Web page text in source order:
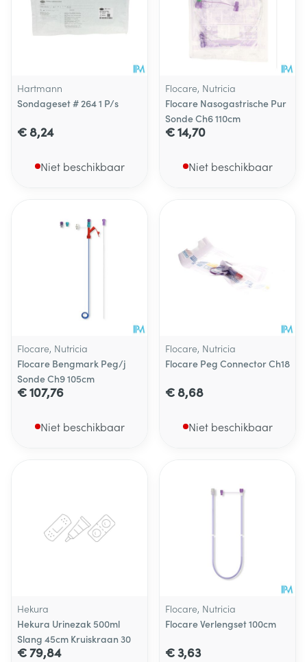
Hartmann
Sondageset # 264 1 P/s
€ 8,24
Niet beschikbaar
Flocare, Nutricia
Flocare Nasogastrische Pur
Sonde Ch6 110cm
€ 14,70
Niet beschikbaar
Flocare, Nutricia
Flocare Bengmark Peg/j
Sonde Ch9 105cm
€ 107,76
Niet beschikbaar
Flocare, Nutricia
Flocare Peg Connector Ch18
€ 8,68
Niet beschikbaar
Hekura
Hekura Urinezak 500ml
Slang 45cm Kruiskraan 30
€ 79,84
Flocare, Nutricia
Flocare Verlengset 100cm
€ 3,63